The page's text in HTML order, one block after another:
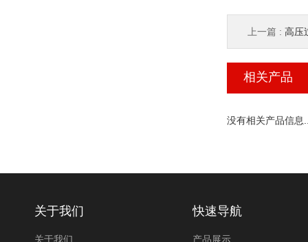
上一篇 : 高压
相关产品
没有相关产品信息
关于我们
关于我们
快速导航
产品展示